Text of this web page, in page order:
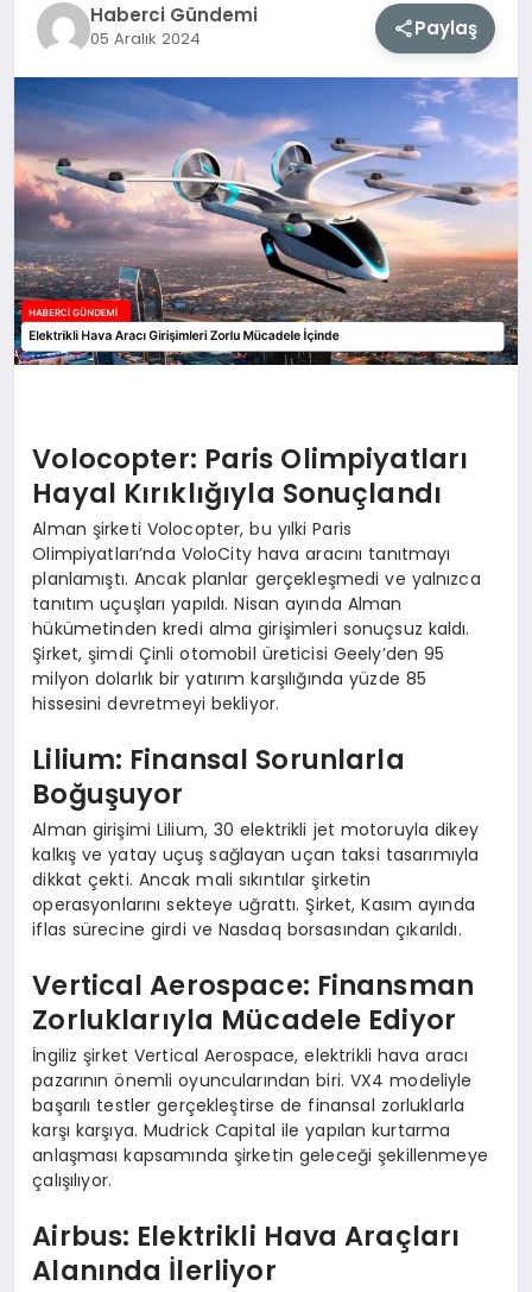
Haberci Gündemi
05 Aralık 2024 Paylaş
Volocopter: Paris Olimpiyatları
Hayal Kırıklığıyla Sonuçlandı
Alman şirketi Volocopter, bu yılki Paris
Olimpiyatları’nda VoloCity hava aracını tanıtmayı
planlamıştı. Ancak planlar gerçekleşmedi ve yalnızca
tanıtım uçuşları yapıldı. Nisan ayında Alman
hükümetinden kredi alma girişimleri sonuçsuz kaldı.
Şirket, şimdi Çinli otomobil üreticisi Geely’den 95
milyon dolarlık bir yatırım karşılığında yüzde 85
hissesini devretmeyi bekliyor.
Lilium: Finansal Sorunlarla
Boğuşuyor
Alman girişimi Lilium, 30 elektrikli jet motoruyla dikey
kalkış ve yatay uçuş sağlayan uçan taksi tasarımıyla
dikkat çekti. Ancak mali sıkıntılar şirketin
operasyonlarını sekteye uğrattı. Şirket, Kasım ayında
iflas sürecine girdi ve Nasdaq borsasından çıkarıldı.
Vertical Aerospace: Finansman
Zorluklarıyla Mücadele Ediyor
İngiliz şirket Vertical Aerospace, elektrikli hava aracı
pazarının önemli oyuncularından biri. VX4 modeliyle
başarılı testler gerçekleştirse de finansal zorluklarla
karşı karşıya. Mudrick Capital ile yapılan kurtarma
anlaşması kapsamında şirketin geleceği şekillenmeye
çalışılıyor.
Airbus: Elektrikli Hava Araçları
Alanında İlerliyor